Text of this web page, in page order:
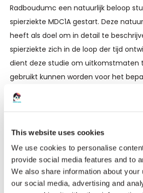
This website uses cookies
We use cookies to personalise
provide social media features and to
We also share information about your
our social media, advertising and
Radboudumc een natuurlijk beloop
spierziekte MDC1A gestart. Deze
heeft als doel om in detail te
spierziekte zich in de loop der tijd
dient deze studie om uitkomstmaten
gebruikt kunnen worden voor het
effectiviteit van behandelingen in
medicatie onderzoek. Hiermee maakt
dus naar een uiteindelijke behandeling
Wij vragen deelnemers aan ons
onderzoek om gedurende 1,5 jaar
brengen aan het Radboudumc.